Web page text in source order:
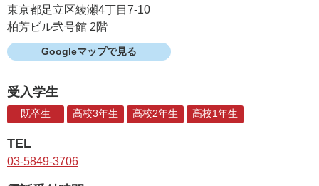
東京都足立区綾瀬4丁目7-10
柏芳ビル弐号館 2階
Googleマップで見る
受入学生
既卒生 高校3年生 高校2年生 高校1年生
TEL
03-5849-3706